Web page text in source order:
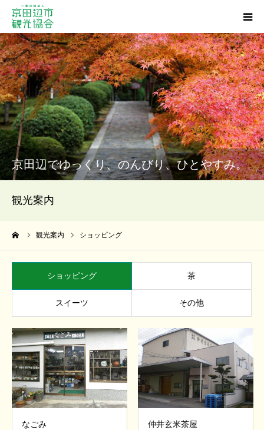
京田辺でゆっくり、のんびり、ひとやすみ。
観光案内
観光案内 ショッピング
ショッピング 茶
スイーツ その他
なごみ
仲井玄米茶屋
観光スポット
グルメ
ショッピング
宿泊・温泉